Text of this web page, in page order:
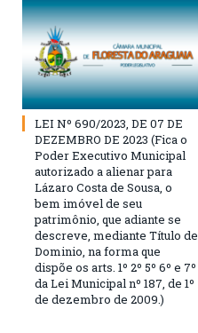
LEI Nº 690/2023, DE 07 DE
DEZEMBRO DE 2023 (Fica o
Poder Executivo Municipal
autorizado a alienar para
Lázaro Costa de Sousa, o
bem imóvel de seu
patrimônio, que adiante se
descreve, mediante Título de
Dominio, na forma que
dispõe os arts. 1º 2º 5º 6º e 7º
da Lei Municipal nº 187, de 1º
de dezembro de 2009.)